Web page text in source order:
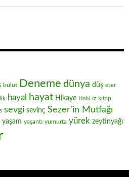
bulut Deneme dünya düş eser
hayal hayat Hikaye Hobi iz kitap
sevgi sevinç Sezer'in Mutfağı
yaşam yaşantı yumurta yürek zeytinyağı